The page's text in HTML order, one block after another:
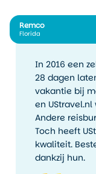
Zomer (juni-
20 – 35°C
Herfst
november):
Winter
februari):10 –
Remco
Florida
In 2016 een
28 dagen
vakantie bij
en
Andere
Toch heeft
kwaliteit.
dankzij hun.